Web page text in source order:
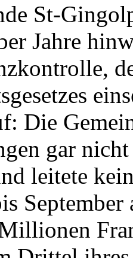
St-
Jahre
Die
gar
leitete
September